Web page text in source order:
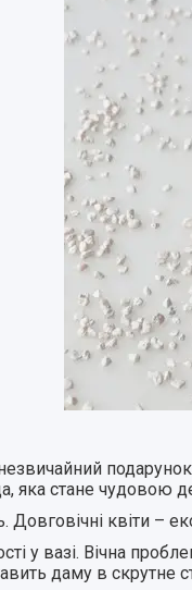
яка стане чудовою
Довговічні квіти –
у вазі. Вічна
даму в скрутне